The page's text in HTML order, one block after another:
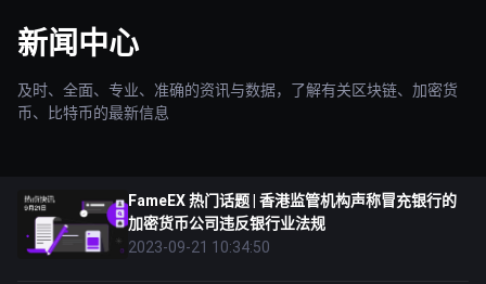
新闻中心
及时、全面、专业、准确的资讯与数据，了解有关区块链、加密货
币、比特币的最新信息
FameEX 热门话题 | 香港监管机构声称冒充银行的
加密货币公司违反银行业法规
2023-09-21 10:34:50